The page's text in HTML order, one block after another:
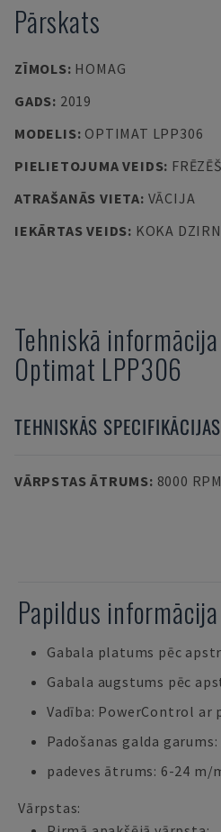
Pārskats
ZĪMOLS: HOMAG
GADS: 2019
MODELIS: OPTIMAT LPP306
PIELIETOJUMA VEIDS:
ATRAŠANĀS VIETA: VĀCIJA
IEKĀRTAS VEIDS: KOKA
Tehniskā informācija
Optimat LPP306
TEHNISKĀS SPECIFIKĀCIJAS
VĀRPSTAS ĀTRUMS: 8000 RPM
Papildus informācija
Gabala platums pēc
Gabala augstums pēc
Vadība: PowerControl ar
Padošanas galda garums:
padeves ātrums: 6-24 m/
Vārpstas: